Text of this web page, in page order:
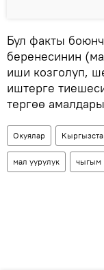
Бул факты
беренесинин
иши козголуп,
иштерге
тергөө
Окуялар
мал уурулук чыгым